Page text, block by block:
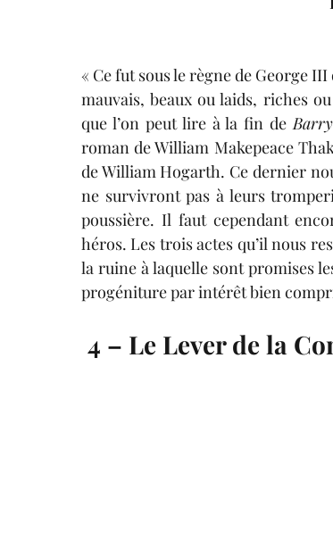
Alexis Consigny
Arno Le Monnyer Eléa Dargelos
Podcasts Julien Bousser Solène
« Ce fut sous le règne de George
mauvais, beaux ou laids, riches
que l’on peut lire à la fin de
roman de William Makepeace
de William Hogarth. Ce dernier
ne survivront pas à leurs
poussière. Il faut cependant
héros. Les trois actes qu’il nous
la ruine à laquelle sont promises
progéniture par intérêt bien
4 – Le Lever de la